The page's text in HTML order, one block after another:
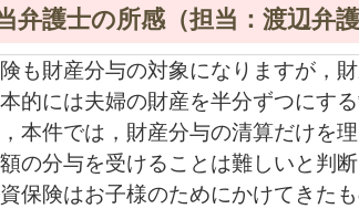
弁護士の所感（担当：渡辺弁護
も財産分与の対象になりますが，
的には夫婦の財産を半分ずつにす
本件では，財産分与の清算だけを
の分与を受けることは難しいと判
保険はお子様のためにかけてきた